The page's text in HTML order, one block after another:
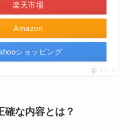
Amazon
楽天市場
ショッピング
ポチップ
確な内容とは？